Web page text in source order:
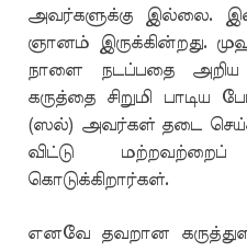
அவர்களுக்கு இல்லை.
ஞானம் இருக்கின்றது.
நாளை நடப்பதை அறிய
கருத்தை சிறுமி
(ஸல்) அவர்கள் தடை
விட்டு மற்றவற்றைப்
கொடுக்கிறார்கள்.
எனவே தவறான